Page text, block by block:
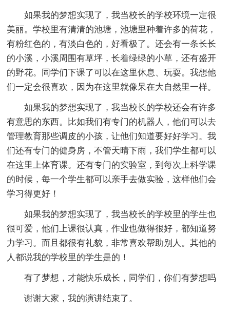
如果我的梦想实现了，我当校长的学校环境一定很
美丽。学校里有清清的池塘，池塘里种着许多的荷花，
有粉红色的，有淡白色的，好看极了。还会有一条长长
的小溪，小溪周围有草坪，长着绿绿的小草，还有盛开
的野花。同学们下课了可以在这里休息、玩耍。我想他
们一定会很喜欢，因为在这里就像呆在大自然里一样。
如果我的梦想实现了，我当校长的学校还会有许多
有意思的东西。比如我们有专门的机器人，他们可以去
管理教育那些调皮的小孩，让他们知道要好好学习。我
们还有专门的健身房，不管天晴下雨，我们学生都可以
在这里上体育课。还有专门的实验室，到每次上科学课
的时候，每一个学生都可以亲手去做实验，这样他们会
学习得更好！
如果我的梦想实现了，我当校长的学校里的学生也
很可爱，他们上课很认真，作业也做得很好，都知道努
力学习。而且都很有礼貌，非常喜欢帮助别人。其他的
人都说我的学校里的学生是的！
有了梦想，才能快乐成长，同学们，你们有梦想吗
谢谢大家，我的演讲结束了。